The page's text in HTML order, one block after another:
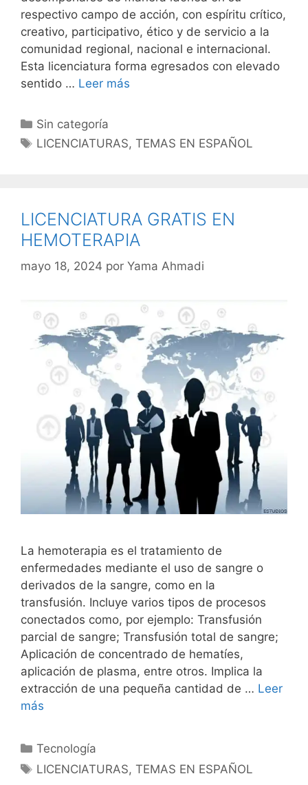
respectivo campo de acción, con espíritu crítico,
creativo, participativo, ético y de servicio a la
comunidad regional, nacional e internacional.
Esta licenciatura forma egresados con elevado
sentido … Leer más
Categorías
Sin categoría
Etiquetas
LICENCIATURAS,TEMAS EN ESPAÑOL
LICENCIATURA GRATIS EN
HEMOTERAPIA
mayo 18, 2024 por Yama Ahmadi
La hemoterapia es el tratamiento de
enfermedades mediante el uso de sangre o
derivados de la sangre, como en la
transfusión. Incluye varios tipos de procesos
conectados como, por ejemplo: Transfusión
parcial de sangre; Transfusión total de sangre;
Aplicación de concentrado de hematíes,
aplicación de plasma, entre otros. Implica la
extracción de una pequeña cantidad de … Leer
más
Categorías
Tecnología
Etiquetas
LICENCIATURAS,TEMAS EN ESPAÑOL